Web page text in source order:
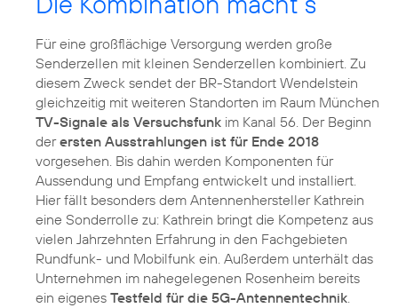
Für eine großflächige Versorgung werden große
Senderzellen mit kleinen Senderzellen kombiniert. Zu
diesem Zweck sendet der BR-Standort Wendelstein
gleichzeitig mit weiteren Standorten im Raum München
TV-Signale als Versuchsfunk im Kanal 56. Der Beginn
derersten Ausstrahlungen ist für Ende 2018
vorgesehen. Bis dahin werden Komponenten für
Aussendung und Empfang entwickelt und installiert.
Hier fällt besonders dem Antennenhersteller Kathrein
eine Sonderrolle zu: Kathrein bringt die Kompetenz aus
vielen Jahrzehnten Erfahrung in den Fachgebieten
Rundfunk- und Mobilfunk ein. Außerdem unterhält das
Unternehmen im nahegelegenen Rosenheim bereits
ein eigenes Testfeld für die 5G-Antennentechnik